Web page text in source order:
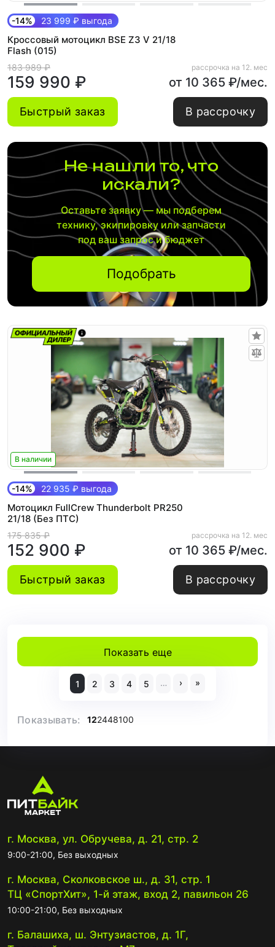
-14% 23 999 ₽ выгода
Кроссовый мотоцикл BSE Z3 V 21/18
Flash (015)
183 989 ₽
159 990 ₽
рассрочка на 12. мес
от 10 365 ₽/мес.
Быстрый заказ В рассрочку
Не нашли то, что
искали?
Оставьте заявку — мы подберем
технику, экипировку или запчасти
под ваш запрос и бюджет
Подобрать
В наличии
-14% 22 935 ₽ выгода
Мотоцикл FullCrew Thunderbolt PR250
21/18 (Без ПТС)
175 835 ₽
152 900 ₽
рассрочка на 12. мес
от 10 365 ₽/мес.
Быстрый заказ В рассрочку
Показать еще
1 2 3 4 5 … › »
Показывать: 122448100
г. Москва, ул. Обручева, д. 21, стр. 2
9:00-21:00, Без выходных
г. Москва, Сколковское ш., д. 31, стр. 1
ТЦ «СпортХит», 1-й этаж, вход 2, павильон 26
10:00-21:00, Без выходных
г. Балашиха, ш. Энтузиастов, д. 1Г,